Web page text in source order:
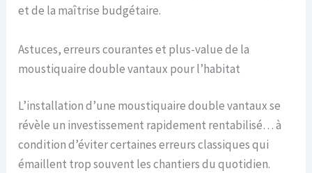
et de la maîtrise budgétaire.
Astuces, erreurs courantes et plus-value de la
moustiquaire double vantaux pour l’habitat
L’installation d’une moustiquaire double vantaux se
révèle un investissement rapidement rentabilisé… à
condition d’éviter certaines erreurs classiques qui
émaillent trop souvent les chantiers du quotidien.